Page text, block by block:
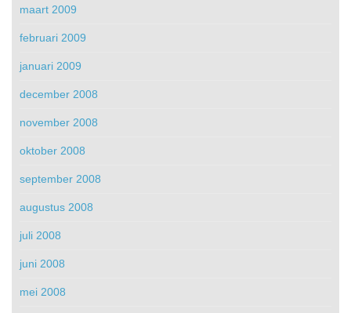
maart 2009
februari 2009
januari 2009
december 2008
november 2008
oktober 2008
september 2008
augustus 2008
juli 2008
juni 2008
mei 2008